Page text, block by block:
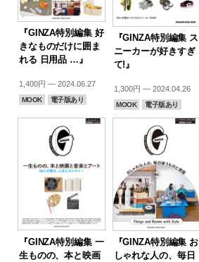
『GINZA特別編集 好
きなものだけに囲ま
れる 日用品 …』
1,400円 — 2024.06.27
MOOK 電子版あり
『GINZA特別編集 ス
ニーカーが好きすぎ
て!』
1,300円 — 2024.04.26
MOOK 電子版あり
『GINZA特別編集 一
生ものの、本と映画
『GINZA特別編集 お
しゃれな人の、毎日